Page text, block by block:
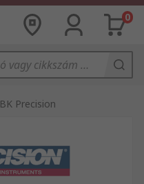
0
BK Precision